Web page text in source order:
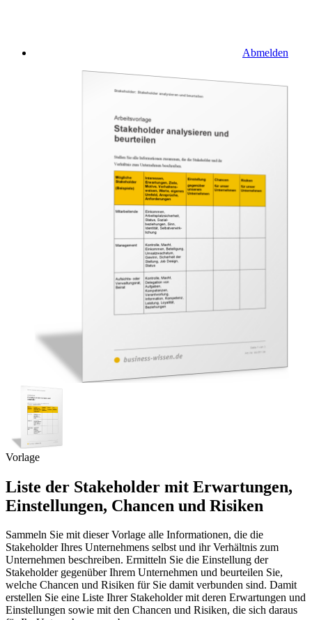
Abmelden
Vorlage
Liste der Stakeholder mit Erwartungen,
Einstellungen, Chancen und Risiken
Sammeln Sie mit dieser Vorlage alle Informationen, die die
Stakeholder Ihres Unternehmens selbst und ihr Verhältnis zum
Unternehmen beschreiben. Ermitteln Sie die Einstellung der
Stakeholder gegenüber Ihrem Unternehmen und beurteilen Sie,
welche Chancen und Risiken für Sie damit verbunden sind. Damit
erstellen Sie eine Liste Ihrer Stakeholder mit deren Erwartungen und
Einstellungen sowie mit den Chancen und Risiken, die sich daraus